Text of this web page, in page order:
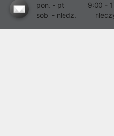
pon. - pt.
9:00 -
sob. - niedz.